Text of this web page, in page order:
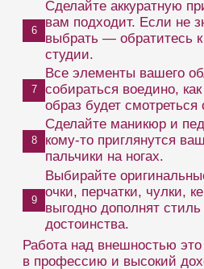
Образ «на любителя». Многие
со школы мечтают о неприступной
учительнице, строгой, но одновременно
доброй. Подойдет всем без исключения,
главное правильно подчеркнуть
: брючные костюмы, строгие
классические блузки, очки, высокие
Волосы собраны в пучок или хвост.
Мейкап
: яркие губы, стрелки, румяна
и контуринг. Чем более угловатое
и агрессивное лицо — тем лучше.
Секс-бомба
Секс-бомба — символ разврата, похоти,
удовольствие от работы вебкам-
боится показаться слишком пошлой.
Одежда : броская, запоминающаяся.
сапоги, открытые кофточки, максимально
короткая юбка или шорты.
Мейкап : броский экстремальный, цветной.
Волосы распущены или в хвосте.
Странная до безумия